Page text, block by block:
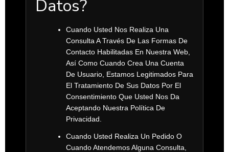
Datos?
Cuando Usted Nos Realiza Una
Consulta A Través De Las Formas De
Contacto Habilitadas En Nuestra Web,
Así Como Cuando Crea Una Cuenta
De Usuario, Estamos Legitimados Para
El Tratamiento De Sus Datos Por El
Consentimiento Que Usted Nos Da
Aceptando Nuestra Política De
Privacidad.
Cuando Usted Realiza Un Pedido O
Cuando Atendemos Alguna Consulta,